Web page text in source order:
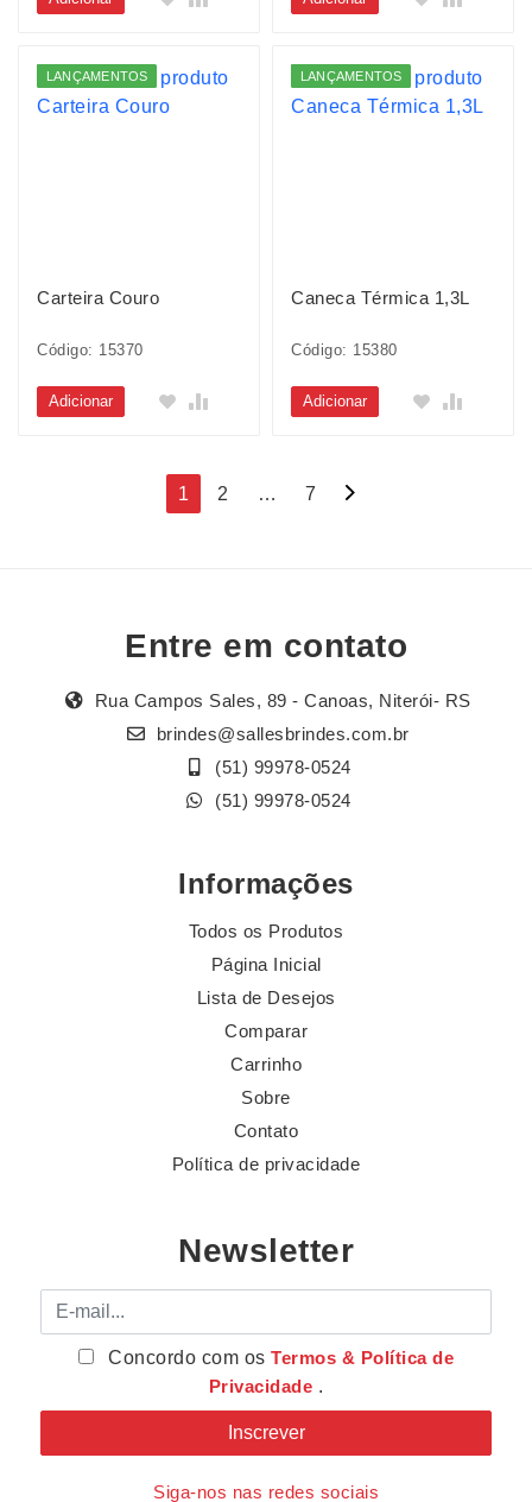
LANÇAMENTOS
Carteira Couro
Código: 15370
Adicionar
LANÇAMENTOS
Caneca Térmica 1,3L
Código: 15380
Adicionar
Navegação
1 2 … 7
Entre em contato
Rua Campos Sales, 89 - Canoas, Niterói- RS
brindes@sallesbrindes.com.br
(51) 99978-0524
(51) 99978-0524
Informações
Todos os Produtos
Página Inicial
Lista de Desejos
Comparar
Carrinho
Sobre
Contato
Política de privacidade
Newsletter
E-mail
Concordo com osTermos & Política de
Privacidade .
Siga-nos nas redes sociais